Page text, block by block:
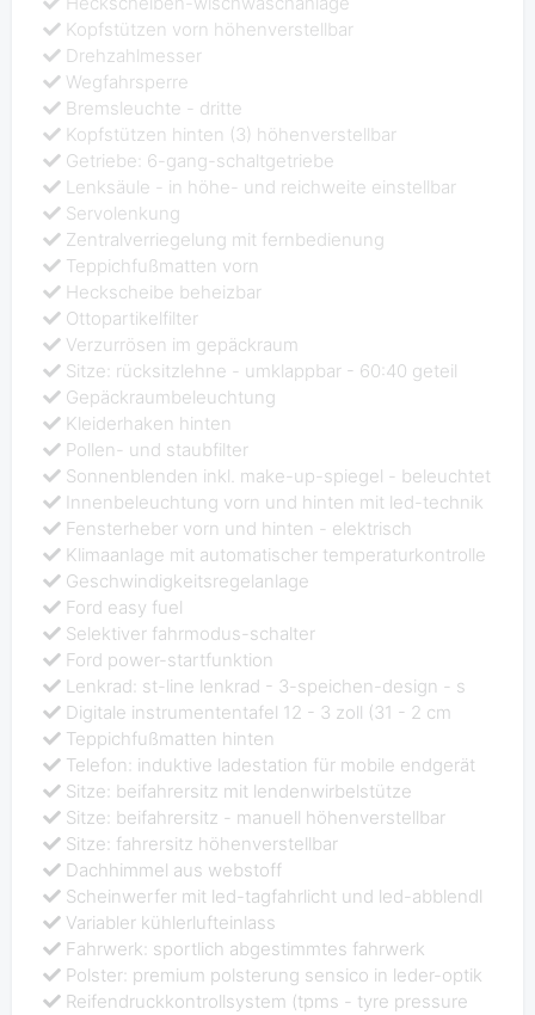
Kopfstützen vorn höhenverstellbar
Drehzahlmesser
Wegfahrsperre
Bremsleuchte - dritte
Kopfstützen hinten (3) höhenverstellbar
Getriebe: 6-gang-schaltgetriebe
Lenksäule - in höhe- und reichweite einstellbar
Servolenkung
Zentralverriegelung mit fernbedienung
Teppichfußmatten vorn
Heckscheibe beheizbar
Ottopartikelfilter
Verzurrösen im gepäckraum
Sitze: rücksitzlehne - umklappbar - 60:40 geteil
Gepäckraumbeleuchtung
Kleiderhaken hinten
Pollen- und staubfilter
Sonnenblenden inkl. make-up-spiegel - beleuchtet
Innenbeleuchtung vorn und hinten mit led-technik
Fensterheber vorn und hinten - elektrisch
Klimaanlage mit automatischer temperaturkontrolle
Geschwindigkeitsregelanlage
Ford easy fuel
Selektiver fahrmodus-schalter
Ford power-startfunktion
Lenkrad: st-line lenkrad - 3-speichen-design - s
Digitale instrumententafel 12 - 3 zoll (31 - 2 cm
Teppichfußmatten hinten
Telefon: induktive ladestation für mobile endgerät
Sitze: beifahrersitz mit lendenwirbelstütze
Sitze: beifahrersitz - manuell höhenverstellbar
Sitze: fahrersitz höhenverstellbar
Dachhimmel aus webstoff
Scheinwerfer mit led-tagfahrlicht und led-abblendl
Variabler kühlerlufteinlass
Fahrwerk: sportlich abgestimmtes fahrwerk
Polster: premium polsterung sensico in leder-optik
Reifendruckkontrollsystem (tpms - tyre pressure